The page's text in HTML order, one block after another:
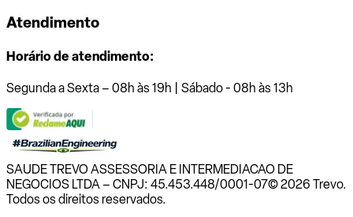
Atendimento
Horário de atendimento:
Segunda a Sexta – 08h às 19h | Sábado - 08h às 13h
SAUDE TREVO ASSESSORIA E INTERMEDIACAO DE
NEGOCIOS LTDA – CNPJ: 45.453.448/0001-07© 2026 Trevo.
Todos os direitos reservados.